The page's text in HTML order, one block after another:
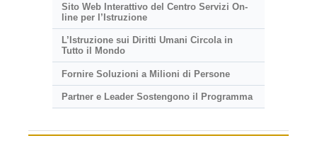
Sito Web Interattivo del Centro Servizi On-
line per l’Istruzione
L’Istruzione sui Diritti Umani Circola in
Tutto il Mondo
Fornire Soluzioni a Milioni di Persone
Partner e Leader Sostengono il Programma